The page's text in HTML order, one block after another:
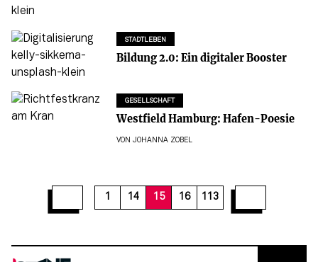
STADTLEBEN
Bildung 2.0: Ein digitaler Booster
GESELLSCHAFT
Westfield Hamburg: Hafen-Poesie
VON JOHANNA ZOBEL
1 14 15 16 113
21 23 24 262728 29